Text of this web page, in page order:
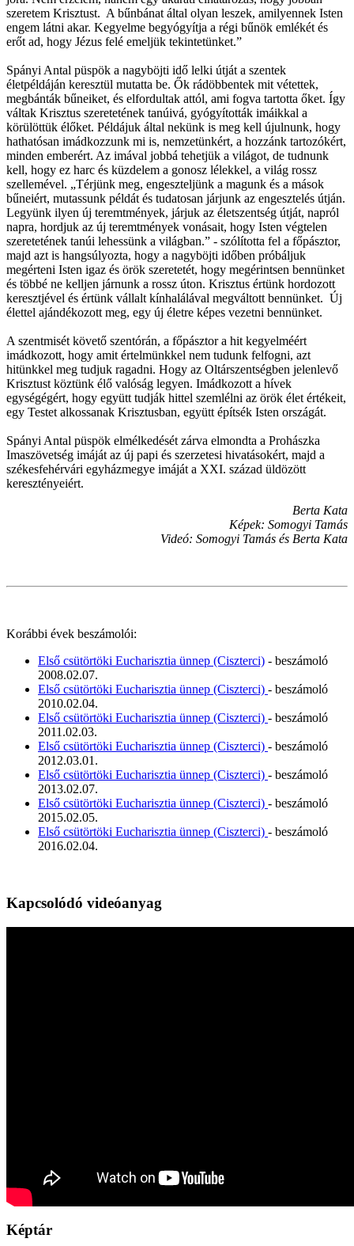
szeretem Krisztust. A bűnbánat által olyan leszek, amilyennek Isten
engem látni akar. Kegyelme begyógyítja a régi bűnök emlékét és
erőt ad, hogy Jézus felé emeljük tekintetünket.”
Spányi Antal püspök a nagyböjti idő lelki útját a szentek
életpéldáján keresztül mutatta be. Ők rádöbbentek mit vétettek,
megbánták bűneiket, és elfordultak attól, ami fogva tartotta őket. Így
váltak Krisztus szeretetének tanúivá, gyógyították imáikkal a
körülöttük élőket. Példájuk által nekünk is meg kell újulnunk, hogy
hathatósan imádkozzunk mi is, nemzetünkért, a hozzánk tartozókért,
minden emberért. Az imával jobbá tehetjük a világot, de tudnunk
kell, hogy ez harc és küzdelem a gonosz lélekkel, a világ rossz
szellemével. „Térjünk meg, engeszteljünk a magunk és a mások
bűneiért, mutassunk példát és tudatosan járjunk az engesztelés útján.
Legyünk ilyen új teremtmények, járjuk az életszentség útját, napról
napra, hordjuk az új teremtmények vonásait, hogy Isten végtelen
szeretetének tanúi lehessünk a világban.” - szólította fel a főpásztor,
majd azt is hangsúlyozta, hogy a nagyböjti időben próbáljuk
megérteni Isten igaz és örök szeretetét, hogy megérintsen bennünket
és többé ne kelljen járnunk a rossz úton. Krisztus értünk hordozott
keresztjével és értünk vállalt kínhalálával megváltott bennünket. Új
élettel ajándékozott meg, egy új életre képes vezetni bennünket.
A szentmisét követő szentórán, a főpásztor a hit kegyelméért
imádkozott, hogy amit értelmünkkel nem tudunk felfogni, azt
hitünkkel meg tudjuk ragadni. Hogy az Oltárszentségben jelenlevő
Krisztust köztünk élő valóság legyen. Imádkozott a hívek
egységégért, hogy együtt tudják hittel szemlélni az örök élet értékeit,
egy Testet alkossanak Krisztusban, együtt építsék Isten országát.
Spányi Antal püspök elmélkedését zárva elmondta a Prohászka
Imaszövetség imáját az új papi és szerzetesi hivatásokért, majd a
székesfehérvári egyházmegye imáját a XXI. század üldözött
keresztényeiért.
Berta Kata
Képek: Somogyi Tamás
Videó: Somogyi Tamás és Berta Kata
Korábbi évek beszámolói:
Első csütörtöki Eucharisztia ünnep (Ciszterci) - beszámoló
2008.02.07.
Első csütörtöki Eucharisztia ünnep (Ciszterci) - beszámoló
2010.02.04.
Első csütörtöki Eucharisztia ünnep (Ciszterci) - beszámoló
2011.02.03.
Első csütörtöki Eucharisztia ünnep (Ciszterci) - beszámoló
2012.03.01.
Első csütörtöki Eucharisztia ünnep (Ciszterci) - beszámoló
2013.02.07.
Első csütörtöki Eucharisztia ünnep (Ciszterci) - beszámoló
2015.02.05.
Első csütörtöki Eucharisztia ünnep (Ciszterci) - beszámoló
2016.02.04.
Kapcsolódó videóanyag
Képtár